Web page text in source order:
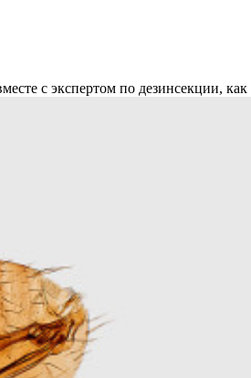
с экспертом по дезинсекции, как